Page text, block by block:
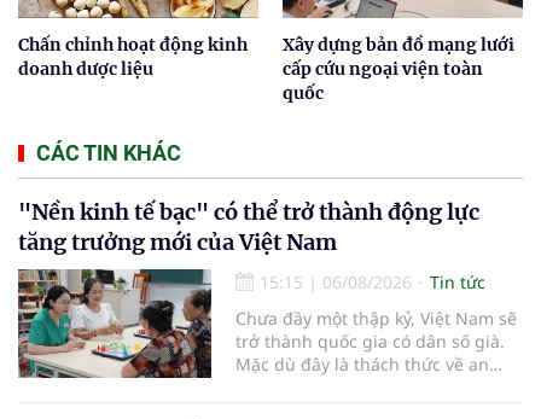
Chấn chỉnh hoạt động kinh
doanh dược liệu
Xây dựng bản đồ mạng lưới
cấp cứu ngoại viện toàn
quốc
CÁC TIN KHÁC
"Nền kinh tế bạc" có thể trở thành động lực
tăng trưởng mới của Việt Nam
15:15 | 06/08/2026
Tin tức
Chưa đầy một thập kỷ, Việt Nam sẽ
trở thành quốc gia có dân số già.
Mặc dù đây là thách thức về an